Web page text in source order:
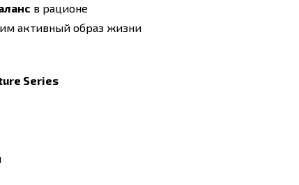
в рационе
активный образ жизни
Series